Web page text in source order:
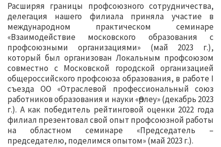
Расширяя границы профсоюзного сотрудничества,
делегация нашего филиала приняла участие в
международном практическом семинаре
«Взаимодействие московского образования с
профсоюзными организациями» (май 2023 г.),
который был организован Локальным профсоюзом
совместно с Московской городской организацией
общероссийского профсоюза образования, в работе І
съезда ОО «Отраслевой профессиональный союз
работников образования и науки «Өрлеу» (декабрь 2023
г.). А как победитель рейтинговой оценки 2022 года
филиал презентовал свой опыт профсоюзной работы
на областном семинаре «Председатель –
председателю, поделимся опытом» (май 2023 г.).